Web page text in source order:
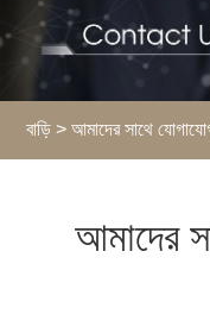
বাড়ি > আমাদের সাথে
আমাদের